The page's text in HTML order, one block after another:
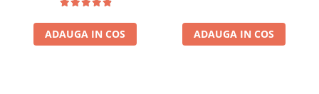
ADAUGA IN COS ADAUGA IN COS